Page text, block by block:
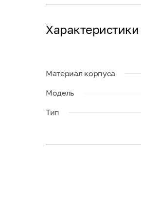
Материал корпуса
Модель
Тип